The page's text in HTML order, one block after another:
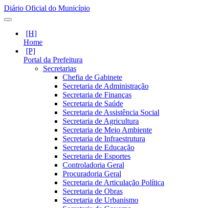
Diário Oficial do Município
Home
Portal da Prefeitura
Secretarias
Chefia de Gabinete
Secretaria de Administração
Secretaria de Finanças
Secretaria de Saúde
Secretaria de Assistência Social
Secretaria de Agricultura
Secretaria de Meio Ambiente
Secretaria de Infraestrutura
Secretaria de Educação
Secretaria de Esportes
Controladoria Geral
Procuradoria Geral
Secretaria de Articulação Política
Secretaria de Obras
Secretaria de Urbanismo